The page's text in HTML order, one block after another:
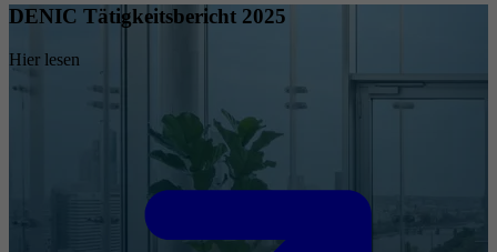
DENIC Tätigkeitsbericht 2025
Hier lesen